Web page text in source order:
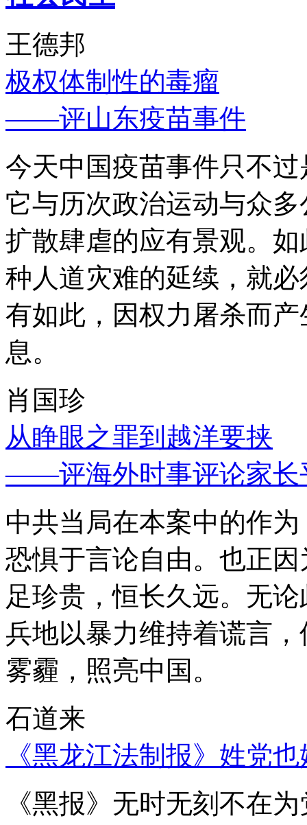
王德邦
极权体制性的毒瘤
——评山东疫苗事件
今天中国疫苗事件只不
它与历次政治运动与众
扩散肆虐的应有景观。
种人道灾难的延续，就
有如此，因权力屠杀而
息。
肖国珍
从睁眼之罪到越洋要挟
——评海外时事评论家长
中共当局在本案中的作
恐惧于言论自由。也正
足珍贵，恒长久远。无
兵地以暴力维持着谎言
雾霾，照亮中国。
石道来
《黑龙江法制报》姓党
《黑报》无时无刻不在